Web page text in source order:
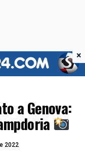
a Genova:
2022
×